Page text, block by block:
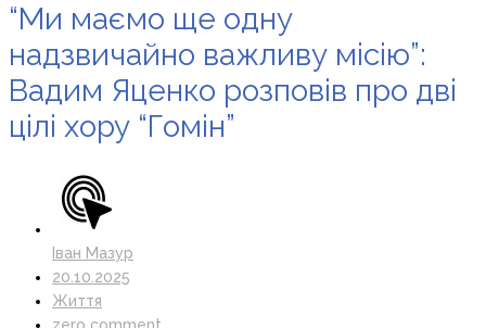
“Ми маємо ще одну
надзвичайно важливу місію”:
Вадим Яценко розповів про дві
цілі хору “Гомін”
Іван Мазур
20.10.2025
Життя